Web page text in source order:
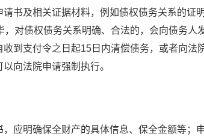
书及相关证据材料，例如债权债务关系的证
对债权债务关系明确、合法的，会向债务人
到支付令之日起15日内清偿债务，或者向法
向法院申请强制执行。
应明确保全财产的具体信息、保全金额等；